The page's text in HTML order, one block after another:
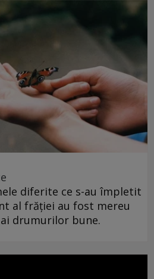
diferite ce s-au împletit
al frăției au fost mereu
drumurilor bune.